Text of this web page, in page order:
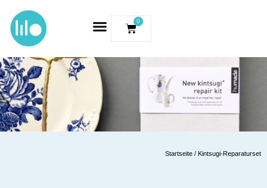
0
Startseite / Kintsugi-Reparaturset